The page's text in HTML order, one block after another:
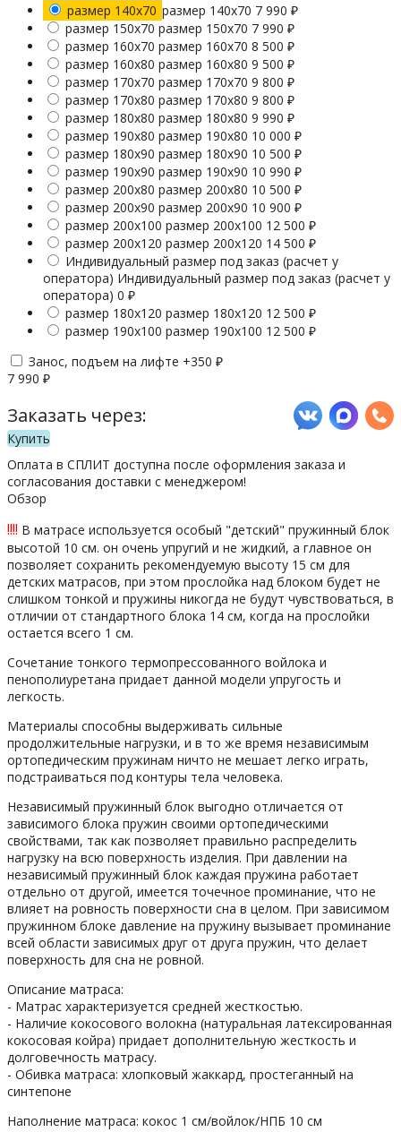
размер 140х70 размер 140х70 7 990 ₽
размер 150х70 размер 150х70 7 990 ₽
размер 160х70 размер 160х70 8 500 ₽
размер 160х80 размер 160х80 9 500 ₽
размер 170х70 размер 170х70 9 800 ₽
размер 170х80 размер 170х80 9 800 ₽
размер 180х80 размер 180х80 9 990 ₽
размер 190х80 размер 190х80 10 000 ₽
размер 180х90 размер 180х90 10 500 ₽
размер 190х90 размер 190х90 10 990 ₽
размер 200х80 размер 200х80 10 500 ₽
размер 200х90 размер 200х90 10 900 ₽
размер 200х100 размер 200х100 12 500 ₽
размер 200х120 размер 200х120 14 500 ₽
Индивидуальный размер под заказ (расчет у
оператора) Индивидуальный размер под заказ (расчет у
оператора) 0 ₽
размер 180х120 размер 180х120 12 500 ₽
размер 190х100 размер 190х100 12 500 ₽
Занос, подъем на лифте +350 ₽
7 990 ₽
Заказать через:
Купить
Оплата в СПЛИТ доступна после оформления заказа и
согласования доставки с менеджером!
Обзор
!!!! В матрасе используется особый "детский" пружинный блок
высотой 10 см. он очень упругий и не жидкий, а главное он
позволяет сохранить рекомендуемую высоту 15 см для
детских матрасов, при этом прослойка над блоком будет не
слишком тонкой и пружины никогда не будут чувствоваться, в
отличии от стандартного блока 14 см, когда на прослойки
остается всего 1 см.
Сочетание тонкого термопрессованного войлока и
пенополиуретана придает данной модели упругость и
легкость.
Материалы способны выдерживать сильные
продолжительные нагрузки, и в то же время независимым
ортопедическим пружинам ничто не мешает легко играть,
подстраиваться под контуры тела человека.
Независимый пружинный блок выгодно отличается от
зависимого блока пружин своими ортопедическими
свойствами, так как позволяет правильно распределить
нагрузку на всю поверхность изделия. При давлении на
независимый пружинный блок каждая пружина работает
отдельно от другой, имеется точечное проминание, что не
влияет на ровность поверхности сна в целом. При зависимом
пружинном блоке давление на пружину вызывает проминание
всей области зависимых друг от друга пружин, что делает
поверхность для сна не ровной.
Описание матраса:
- Матрас характеризуется средней жесткостью.
- Наличие кокосового волокна (натуральная латексированная
кокосовая койра) придает дополнительную жесткость и
долговечность матрасу.
- Обивка матраса: хлопковый жаккард, простеганный на
синтепоне
Наполнение матраса: кокос 1 см/войлок/НПБ 10 см